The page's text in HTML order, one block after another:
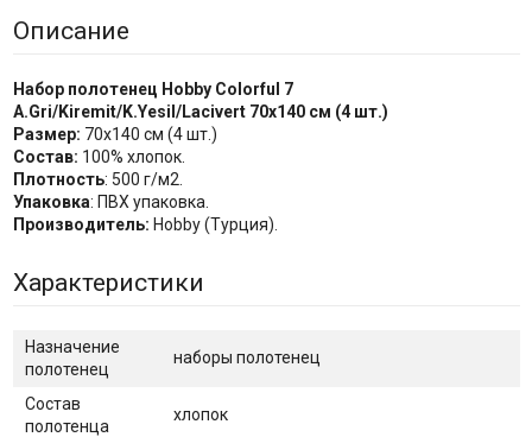
Описание
Набор полотенец Hobby Colorful 7
A.Gri/Kiremit/K.Yesil/Lacivert 70x140 см (4 шт.)
Размер: 70x140 см (4 шт.)
Состав: 100% хлопок.
Плотность: 500 г/м2.
Упаковка: ПВХ упаковка.
Производитель: Hobby (Турция).
Характеристики
Назначение
полотенец
наборы полотенец
Состав
полотенца
хлопок